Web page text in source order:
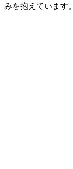
みを抱えています。